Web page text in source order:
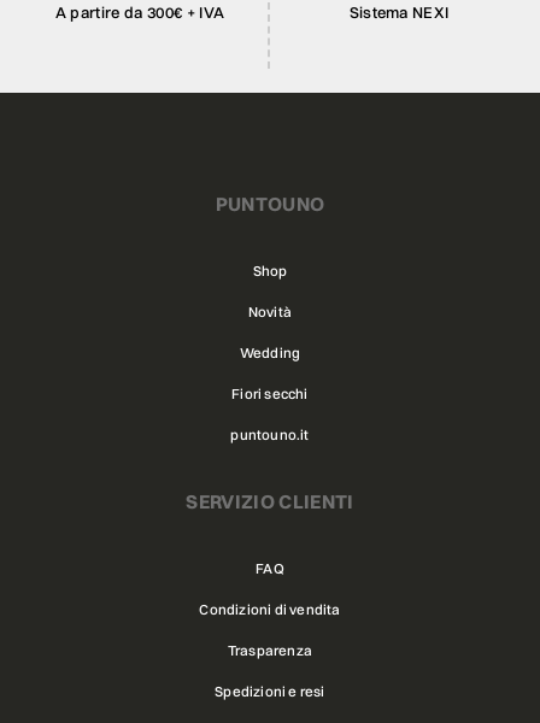
A partire da 300€ + IVA
Sistema NEXI
PUNTOUNO
Shop
Novità
Wedding
Fiori secchi
puntouno.it
SERVIZIO CLIENTI
FAQ
Condizioni di vendita
Trasparenza
Spedizioni e resi